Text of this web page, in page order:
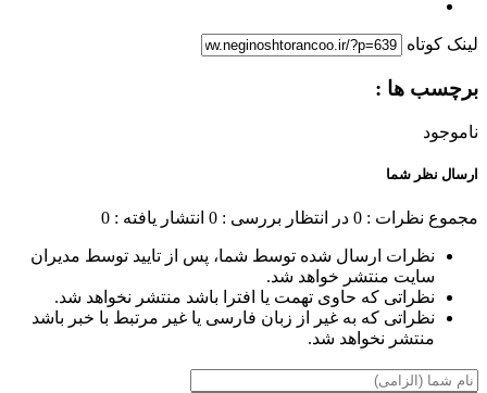
لینک کوتاه
برچسب ها :
ناموجود
ارسال نظر شما
مجموع نظرات : 0 در انتظار بررسی : 0 انتشار یافته : 0
نظرات ارسال شده توسط شما، پس از تایید توسط مدیران
سایت منتشر خواهد شد.
نظراتی که حاوی تهمت یا افترا باشد منتشر نخواهد شد.
نظراتی که به غیر از زبان فارسی یا غیر مرتبط با خبر باشد
منتشر نخواهد شد.